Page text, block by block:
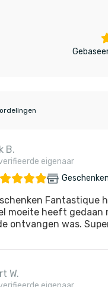
B.
eigenaar
Fantastique
moeite heeft gedaan
ontvangen was.
W.